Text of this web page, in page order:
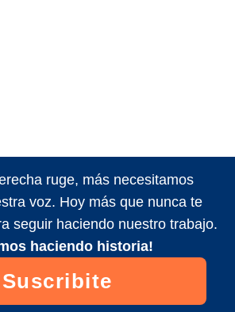
ruge, más necesitamos
voz. Hoy más que nunca te
seguir haciendo nuestro trabajo.
haciendo historia!
Suscribite